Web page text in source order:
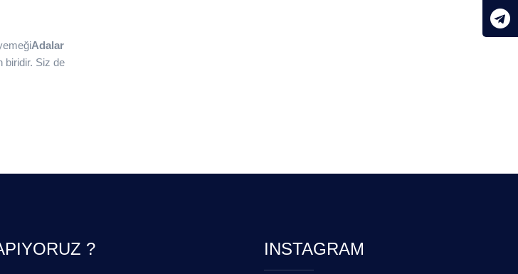
Adalar
biridir. Siz de
? INSTAGRAM